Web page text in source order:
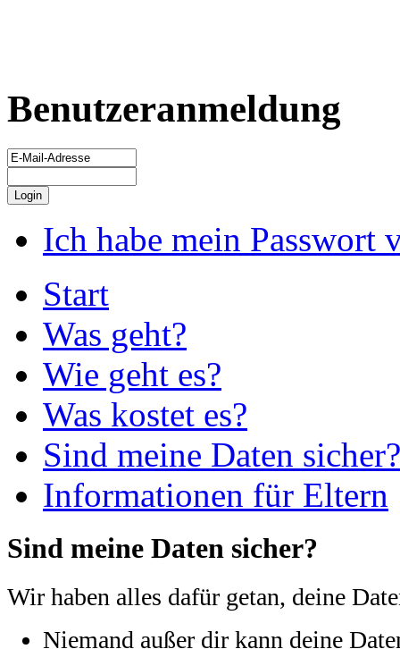
Benutzeranmeldung
Ich habe mein Passwort
Start
Was geht?
Wie geht es?
Was kostet es?
Sind meine Daten sicher?
Informationen für Eltern
Sind meine Daten sicher?
Wir haben alles dafür getan, deine
Niemand außer dir kann deine